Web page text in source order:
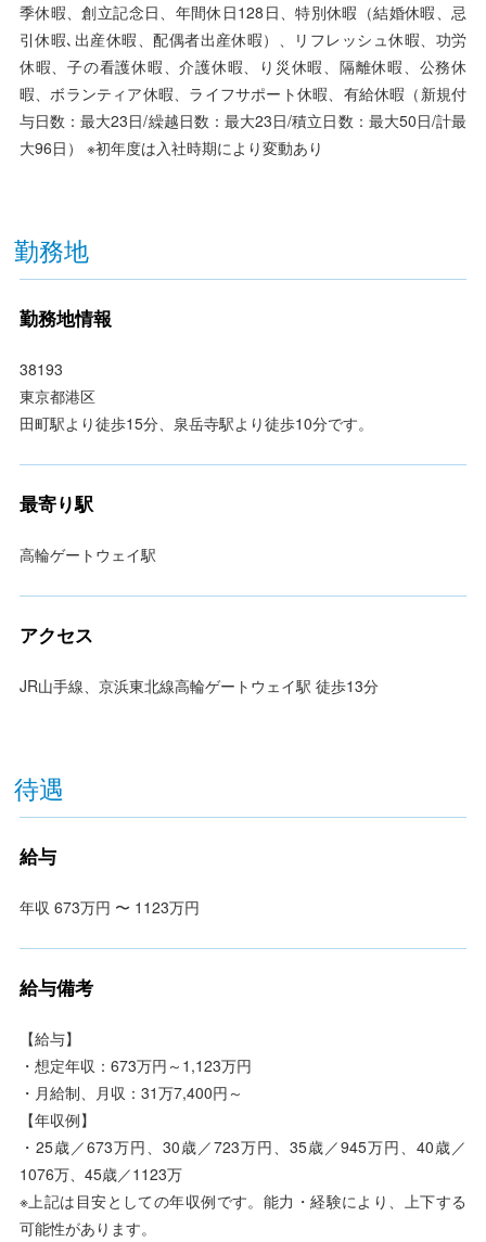
季休暇、創立記念日、年間休日128日、特別休暇（結婚休暇、忌
引休暇､出産休暇、配偶者出産休暇）、リフレッシュ休暇、功労
休暇、子の看護休暇、介護休暇、り災休暇、隔離休暇、公務休
暇、ボランティア休暇、ライフサポート休暇、有給休暇（新規付
与日数：最大23日/繰越日数：最大23日/積立日数：最大50日/計最
大96日） ※初年度は入社時期により変動あり
勤務地
勤務地情報
38193
東京都港区
田町駅より徒歩15分、泉岳寺駅より徒歩10分です。
最寄り駅
高輪ゲートウェイ駅
アクセス
JR山手線、京浜東北線高輪ゲートウェイ駅 徒歩13分
待遇
給与
年収 673万円 〜 1123万円
給与備考
【給与】
・想定年収：673万円～1,123万円
・月給制、月収：31万7,400円～
【年収例】
・25歳／673万円、30歳／723万円、35歳／945万円、40歳／
1076万、45歳／1123万
※上記は目安としての年収例です。能力・経験により、上下する
可能性があります。